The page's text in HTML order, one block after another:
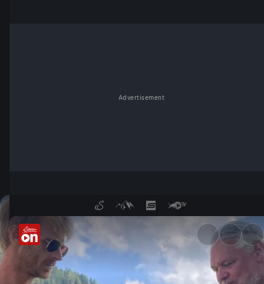
Advertisement
Insekten-DNA statt Falle -